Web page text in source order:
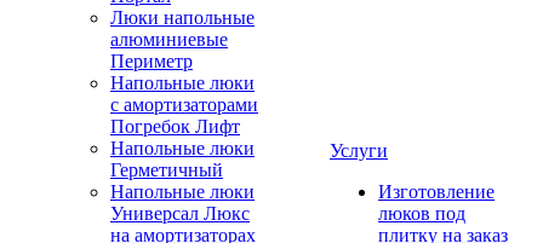
Люки напольные
алюминиевые
Периметр
Напольные люки
с амортизаторами
Погребок Лифт
Напольные люки
Герметичный
Напольные люки
Универсал Люкс
на амортизаторах
Услуги
Изготовление
люков под
плитку на заказ